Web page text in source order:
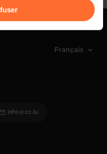
sur la manière dont
amenés à traiter
pouvez consulter notre
info@cc.lu